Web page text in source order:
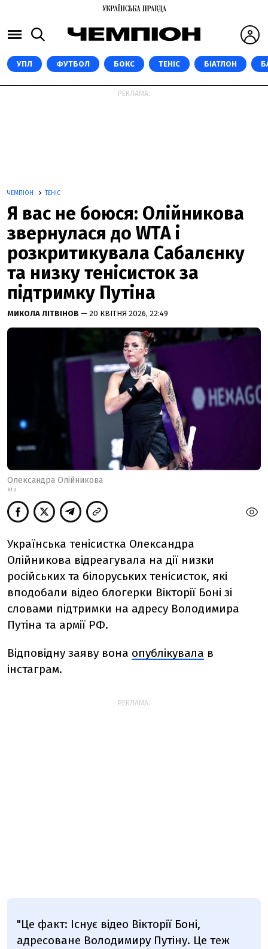
УПЛ ФУТБОЛ БОКС ТЕНІС БІАТЛОН
РЕКЛАМА:
ЧЕМПІОН ТЕНІС
Я вас не боюся: Олійникова
звернулася до WTA і
розкритикувала Сабалєнку
та низку тенісисток за
підтримку Путіна
МИКОЛА ЛІТВІНОВ — 20 КВІТНЯ 2026, 22:49
Олександра Олійникова
BTU
Українська тенісистка Олександра
Олійникова відреагувала на дії низки
російських та білоруських тенісисток, які
вподобали відео блогерки Вікторії Боні зі
словами підтримки на адресу Володимира
Путіна та армії РФ.
Відповідну заяву вона опублікувала в
інстаграм.
РЕКЛАМА:
"Це факт: Існує відео Вікторії Боні,
адресоване Володимиру Путіну. Це теж